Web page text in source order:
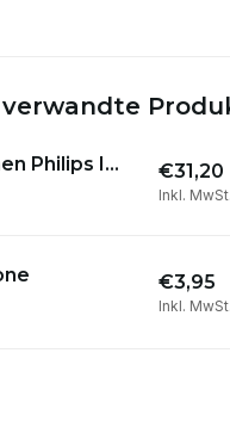
Philips I... €31,20
Inkl. MwSt.
€3,95
Inkl. MwSt.